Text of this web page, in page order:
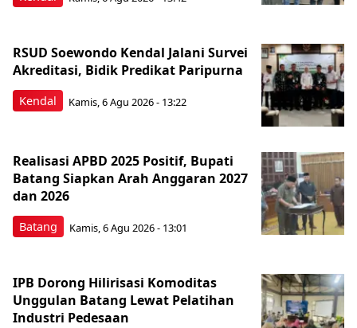
Kendal
RSUD Soewondo Kendal Jalani Survei
Akreditasi, Bidik Predikat Paripurna
Kamis, 6 Agu 2026 - 13:22
Batang
Realisasi APBD 2025 Positif, Bupati
Batang Siapkan Arah Anggaran 2027
dan 2026
Kamis, 6 Agu 2026 - 13:01
IPB Dorong Hilirisasi Komoditas
Unggulan Batang Lewat Pelatihan
Industri Pedesaan